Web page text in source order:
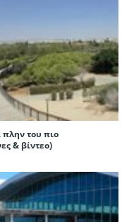
πλην του πιο
& βίντεο)